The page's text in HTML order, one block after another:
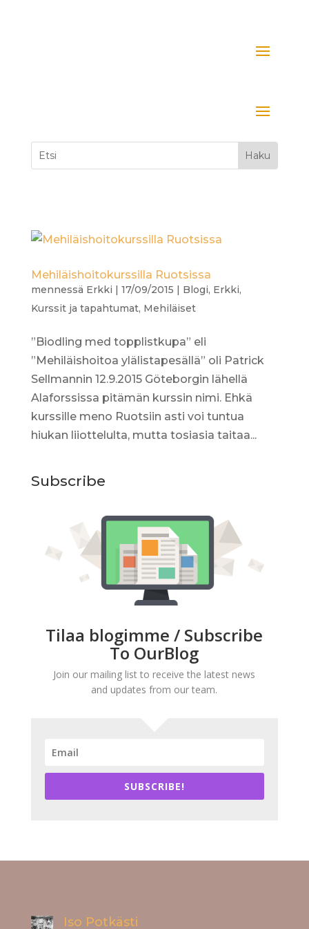
Mehiläishoitokurssilla Ruotsissa
mennessä Erkki | 17/09/2015 | Blogi, Erkki,
Kurssit ja tapahtumat, Mehiläiset
”Biodling med topplistkupa” eli
”Mehiläishoitoa ylälistapesällä” oli Patrick
Sellmannin 12.9.2015 Göteborgin lähellä
Alaforssissa pitämän kurssin nimi. Ehkä
kurssille meno Ruotsiin asti voi tuntua
hiukan liiottelulta, mutta tosiasia taitaa...
Subscribe
Tilaa blogimme / Subscribe
To OurBlog
Join our mailing list to receive the latest news
and updates from our team.
SUBSCRIBE!
Iso Potkästi